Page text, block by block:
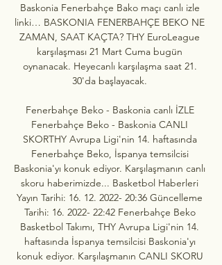
Baskonia Fenerbahçe Bako maçı canlı izle
linki… BASKONIA FENERBAHÇE BEKO NE
ZAMAN, SAAT KAÇTA? THY EuroLeague
karşılaşması 21 Mart Cuma bugün
oynanacak. Heyecanlı karşılaşma saat 21.
30'da başlayacak.
Fenerbahçe Beko - Baskonia canlı İZLE
Fenerbahçe Beko - Baskonia CANLI
SKORTHY Avrupa Ligi'nin 14. haftasında
Fenerbahçe Beko, İspanya temsilcisi
Baskonia'yı konuk ediyor. Karşılaşmanın canlı
skoru haberimizde... Basketbol Haberleri
Yayın Tarihi: 16. 12. 2022- 20:36 Güncelleme
Tarihi: 16. 2022- 22:42 Fenerbahçe Beko
Basketbol Takımı, THY Avrupa Ligi'nin 14.
haftasında İspanya temsilcisi Baskonia'yı
konuk ediyor. Karşılaşmanın CANLI SKORU